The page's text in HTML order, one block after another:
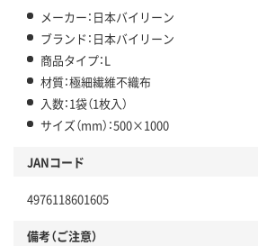
メーカー：日本バイリーン
ブランド：日本バイリーン
商品タイプ：L
材質：極細繊維不織布
入数：1袋（1枚入）
サイズ（mm）：500×1000
JANコード
4976118601605
備考（ご注意）